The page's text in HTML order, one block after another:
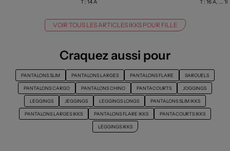
T : 14 A T : 16 A, ...
VOIR TOUS LES ARTICLES IKKS POUR FILLE
Craquez aussi pour
PANTALONS SLIM PANTALONS LARGES PANTALONS FLARE SAROUELS
PANTALONS CARGO PANTALONS CHINO PANTACOURTS JOGGINGS
LEGGINGS JEGGINGS LEGGINGS LONGS PANTALONS SLIM IKKS
PANTALONS LARGES IKKS PANTALONS FLARE IKKS PANTACOURTS IKKS
LEGGINGS IKKS